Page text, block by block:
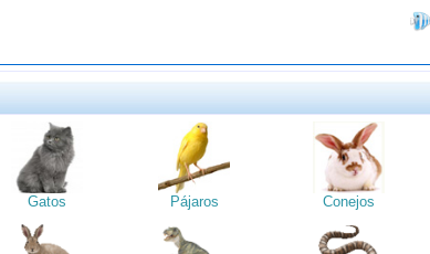
Gatos Pájaros Conejos